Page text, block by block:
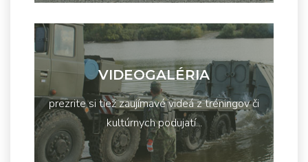
VIDEOGALÉRIA
prezrite si tiež zaujímavé videá z tréningov či
kultúrnych podujatí...